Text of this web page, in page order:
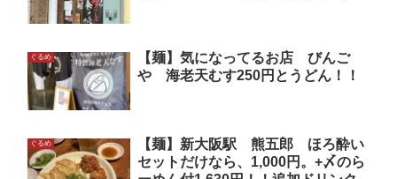
ぐるめ
【麺】気になってるお店 びんご
や 海老天むす250円とうどん！！
ぐるめ
【麺】新大阪駅 熊五郎 ほろ酔い
セットだけなら、1,000円。+〆のら